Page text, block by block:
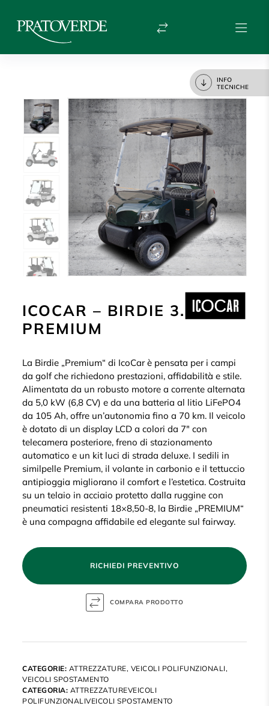
ICOCAR – BIRDIE 3.0
PREMIUM
La Birdie „Premium“ di IcoCar è pensata per i campi
da golf che richiedono prestazioni, affidabilità e stile.
Alimentata da un robusto motore a corrente alternata
da 5,0 kW (6,8 CV) e da una batteria al litio LiFePO4
da 105 Ah, offre un’autonomia fino a 70 km. Il veicolo
è dotato di un display LCD a colori da 7″ con
telecamera posteriore, freno di stazionamento
automatico e un kit luci di strada deluxe. I sedili in
similpelle Premium, il volante in carbonio e il tettuccio
antipioggia migliorano il comfort e l’estetica. Costruita
su un telaio in acciaio protetto dalla ruggine con
pneumatici resistenti 18×8,50-8, la Birdie „PREMIUM“
è una compagna affidabile ed elegante sul fairway.
RICHIEDI PREVENTIVO
CATEGORIE: ATTREZZATURE, VEICOLI POLIFUNZIONALI ,
VEICOLI SPOSTAMENTO
CATEGORIA: ATTREZZATUREVEICOLI
POLIFUNZIONALIVEICOLI SPOSTAMENTO